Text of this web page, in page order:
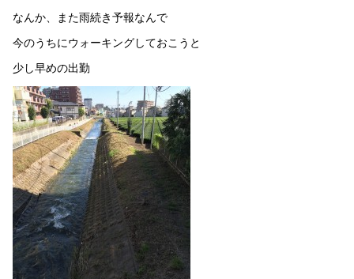
なんか、また雨続き予報なんで
今のうちにウォーキングしておこうと
少し早めの出勤